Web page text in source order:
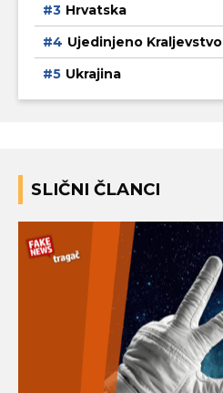
Hrvatska
Ujedinjeno Kraljevstvo
Ukrajina
SLIČNI ČLANCI